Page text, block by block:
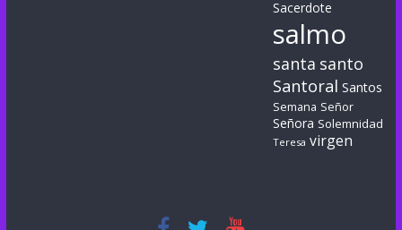
Sacerdote
salmo
santa santo
Santoral Santos
Semana Señor
Señora Solemnidad
Teresa virgen